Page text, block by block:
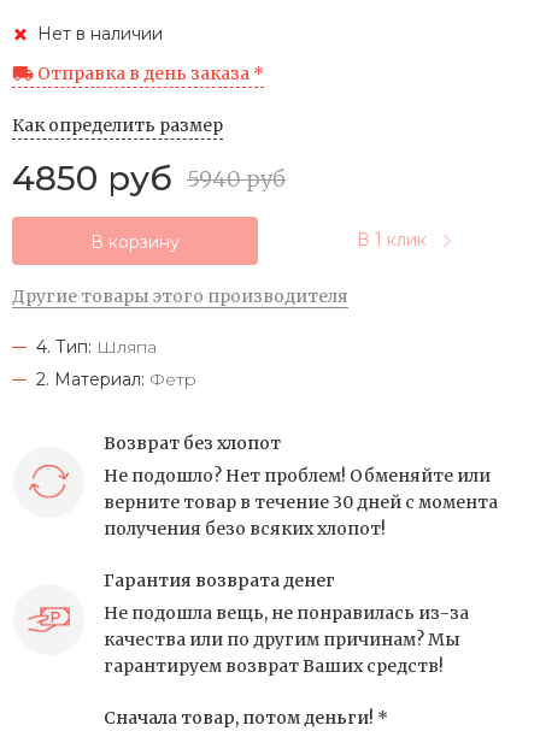
Нет в наличии
Отправка в день заказа *
Как определить размер
4850 руб 5940 руб
В корзину В 1 клик
Другие товары этого производителя
4. Тип: Шляпа
2. Материал: Фетр
Возврат без хлопот
Не подошло? Нет проблем! Обменяйте или
верните товар в течение 30 дней с момента
получения безо всяких хлопот!
Гарантия возврата денег
Не подошла вещь, не понравилась из-за
качества или по другим причинам? Мы
гарантируем возврат Ваших средств!
Сначала товар, потом деньги! *